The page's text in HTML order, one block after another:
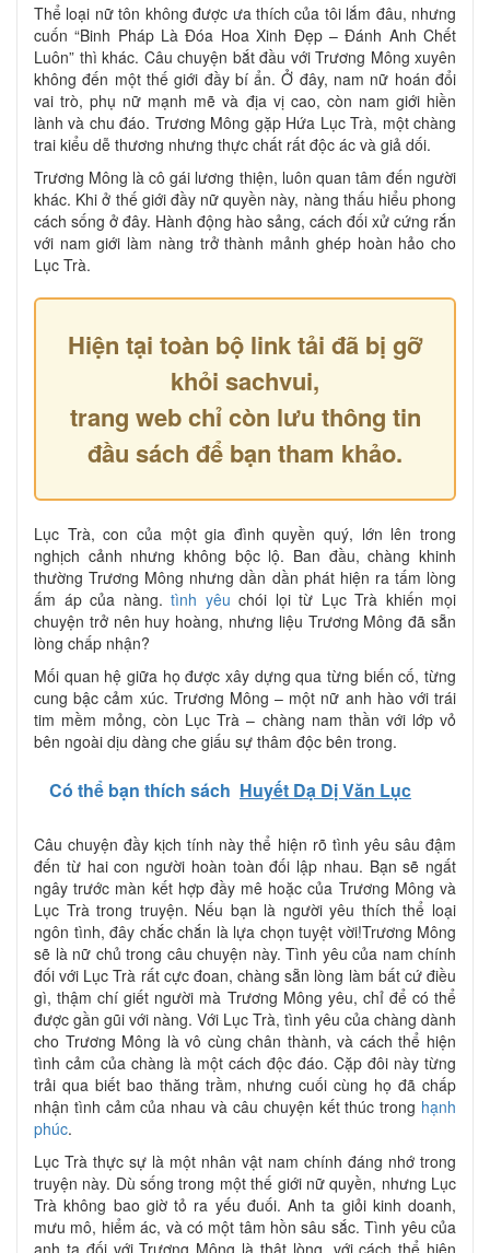
Thể loại nữ tôn không được ưa thích của tôi lắm đâu, nhưng
cuốn “Binh Pháp Là Đóa Hoa Xinh Đẹp – Đánh Anh Chết
Luôn” thì khác. Câu chuyện bắt đầu với Trương Mông xuyên
không đến một thế giới đầy bí ẩn. Ở đây, nam nữ hoán đổi
vai trò, phụ nữ mạnh mẽ và địa vị cao, còn nam giới hiền
lành và chu đáo. Trương Mông gặp Hứa Lục Trà, một chàng
trai kiểu dễ thương nhưng thực chất rất độc ác và giả dối.
Trương Mông là cô gái lương thiện, luôn quan tâm đến người
khác. Khi ở thế giới đầy nữ quyền này, nàng thấu hiểu phong
cách sống ở đây. Hành động hào sảng, cách đối xử cứng rắn
với nam giới làm nàng trở thành mảnh ghép hoàn hảo cho
Lục Trà.
Hiện tại toàn bộ link tải đã bị gỡ
khỏi sachvui,
trang web chỉ còn lưu thông tin
đầu sách để bạn tham khảo.
Lục Trà, con của một gia đình quyền quý, lớn lên trong
nghịch cảnh nhưng không bộc lộ. Ban đầu, chàng khinh
thường Trương Mông nhưng dần dần phát hiện ra tấm lòng
ấm áp của nàng. tình yêu chói lọi từ Lục Trà khiến mọi
chuyện trở nên huy hoàng, nhưng liệu Trương Mông đã sẵn
lòng chấp nhận?
Mối quan hệ giữa họ được xây dựng qua từng biến cố, từng
cung bậc cảm xúc. Trương Mông – một nữ anh hào với trái
tim mềm mỏng, còn Lục Trà – chàng nam thần với lớp vỏ
bên ngoài dịu dàng che giấu sự thâm độc bên trong.
Có thể bạn thích sách Huyết Dạ Dị Văn Lục
Câu chuyện đầy kịch tính này thể hiện rõ tình yêu sâu đậm
đến từ hai con người hoàn toàn đối lập nhau. Bạn sẽ ngất
ngây trước màn kết hợp đầy mê hoặc của Trương Mông và
Lục Trà trong truyện. Nếu bạn là người yêu thích thể loại
ngôn tình, đây chắc chắn là lựa chọn tuyệt vời!Trương Mông
sẽ là nữ chủ trong câu chuyện này. Tình yêu của nam chính
đối với Lục Trà rất cực đoan, chàng sẵn lòng làm bất cứ điều
gì, thậm chí giết người mà Trương Mông yêu, chỉ để có thể
được gần gũi với nàng. Với Lục Trà, tình yêu của chàng dành
cho Trương Mông là vô cùng chân thành, và cách thể hiện
tình cảm của chàng là một cách độc đáo. Cặp đôi này từng
trải qua biết bao thăng trầm, nhưng cuối cùng họ đã chấp
nhận tình cảm của nhau và câu chuyện kết thúc trong hạnh
phúc.
Lục Trà thực sự là một nhân vật nam chính đáng nhớ trong
truyện này. Dù sống trong một thế giới nữ quyền, nhưng Lục
Trà không bao giờ tỏ ra yếu đuối. Anh ta giỏi kinh doanh,
mưu mô, hiểm ác, và có một tâm hồn sâu sắc. Tình yêu của
anh ta đối với Trương Mông là thật lòng, với cách thể hiện